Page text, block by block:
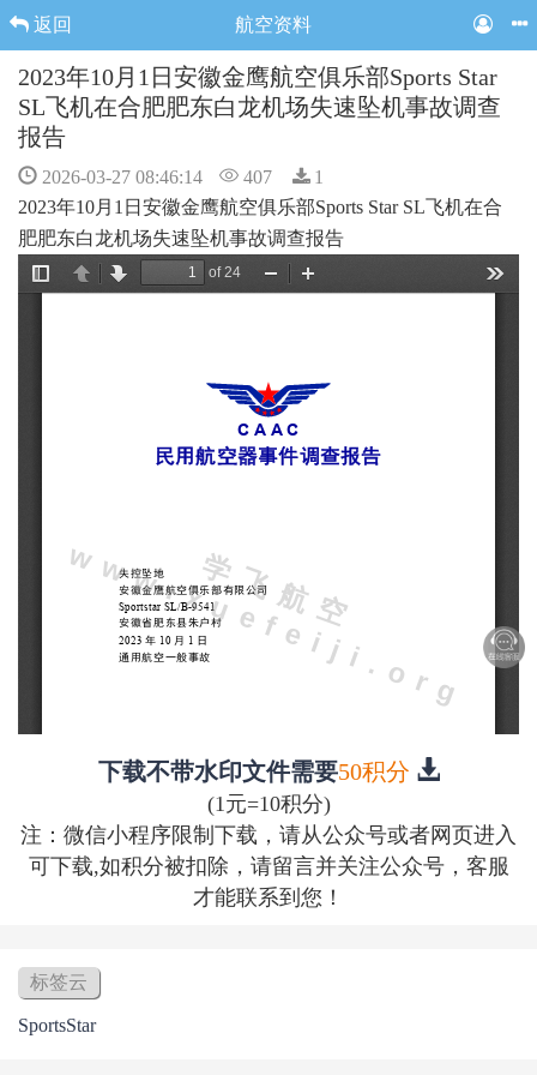
返回 航空资料
2023年10月1日安徽金鹰航空俱乐部Sports Star
SL飞机在合肥肥东白龙机场失速坠机事故调查
报告
2026-03-27 08:46:14 407
1
2023年10月1日安徽金鹰航空俱乐部Sports Star SL飞机在合
肥肥东白龙机场失速坠机事故调查报告
下载不带水印文件需要50积分
(1元=10积分)
注：微信小程序限制下载，请从公众号或者网页进入
可下载,如积分被扣除，请留言并关注公众号，客服
才能联系到您！
标签云
SportsStar